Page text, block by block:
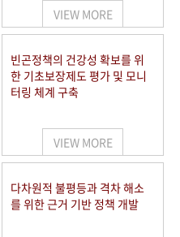
VIEW MORE
빈곤정책의 건강성 확보를 위
한 기초보장제도 평가 및 모니
터링 체계 구축
VIEW MORE
다차원적 불평등과 격차 해소
를 위한 근거 기반 정책 개발